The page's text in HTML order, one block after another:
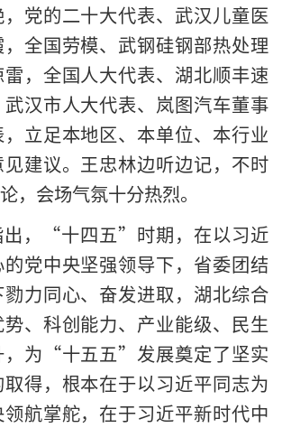
党的二十大代表、武汉儿童医
全国劳模、武钢硅钢部热处理
，全国人大代表、湖北顺丰速
汉市人大代表、岚图汽车董事
立足本地区、本单位、本行业
建议。王忠林边听边记，不时
，会场气氛十分热烈。
出，“十四五”时期，在以习近
党中央坚强领导下，省委团结
力同心、奋发进取，湖北综合
、科创能力、产业能级、民生
，为“十五五”发展奠定了坚实
得，根本在于以习近平同志为
航掌舵，在于习近平新时代中